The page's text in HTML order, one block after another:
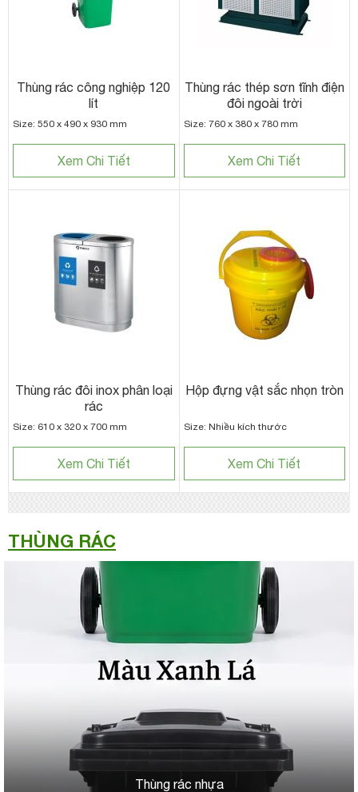
Thùng rác công nghiệp 120
lít
Size: 550 x 490 x 930 mm
Xem Chi Tiết
Thùng rác thép sơn tĩnh điện
đôi ngoài trời
Size: 760 x 380 x 780 mm
Xem Chi Tiết
Thùng rác đôi inox phân loại
rác
Size: 610 x 320 x 700 mm
Xem Chi Tiết
Hộp đựng vật sắc nhọn tròn
Size: Nhiều kích thước
Xem Chi Tiết
THÙNG RÁC
Thùng rác nhựa